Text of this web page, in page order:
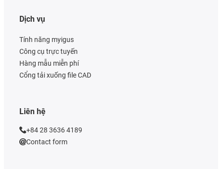
Dịch vụ
Tính năng myigus
Công cụ trực tuyến
Hàng mẫu miễn phí
Cổng tải xuống file CAD
Liên hệ
+84 28 3636 4189
Contact form